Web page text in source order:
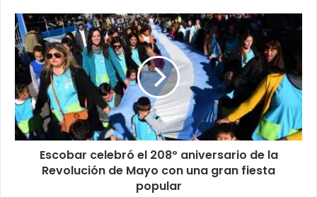
Escobar celebró el 208º aniversario de la
Revolución de Mayo con una gran fiesta
popular